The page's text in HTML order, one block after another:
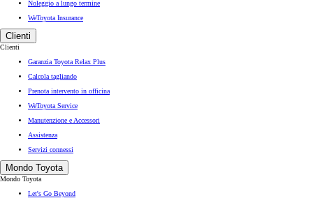
Noleggio a lungo termine
WeToyota Insurance
Clienti
Clienti
Garanzia Toyota Relax Plus
Calcola tagliando
Prenota intervento in officina
WeToyota Service
Manutenzione e Accessori
Assistenza
Servizi connessi
Mondo Toyota
Mondo Toyota
Let's Go Beyond